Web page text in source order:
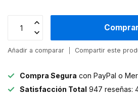
Comprar
Añadir a comparar Compartir este
Compra Segura con PayPal o
Satisfacción Total 947 reseñas: